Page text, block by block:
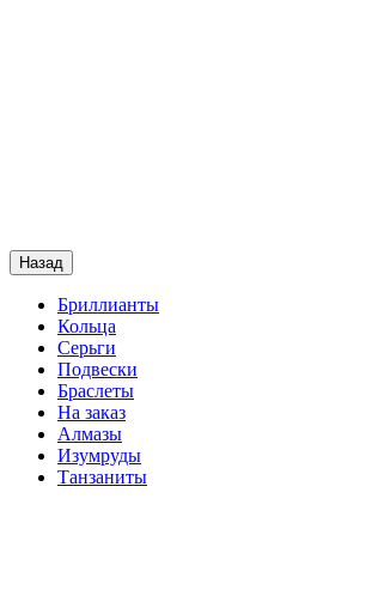
Назад
Бриллианты
Кольца
Серьги
Подвески
Браслеты
На заказ
Алмазы
Изумруды
Танзаниты